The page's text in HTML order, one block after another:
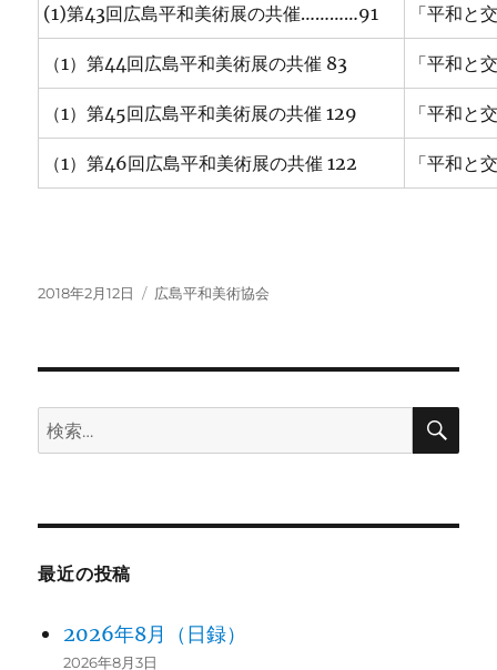
(1)第43回広島平和美術展の共催…………91 「平和と
（1）第44回広島平和美術展の共催 83 「平和と
（1）第45回広島平和美術展の共催 129 「平和と
（1）第46回広島平和美術展の共催 122 「平和と
投
2018年2月12日
カ
広島平和美術協会
検
索:
検
最近の投稿
2026年8月（日録）
2026年8月3日